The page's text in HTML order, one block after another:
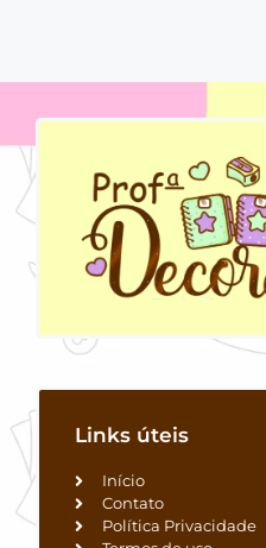
Links úteis
Início
Contato
Política Privacidade